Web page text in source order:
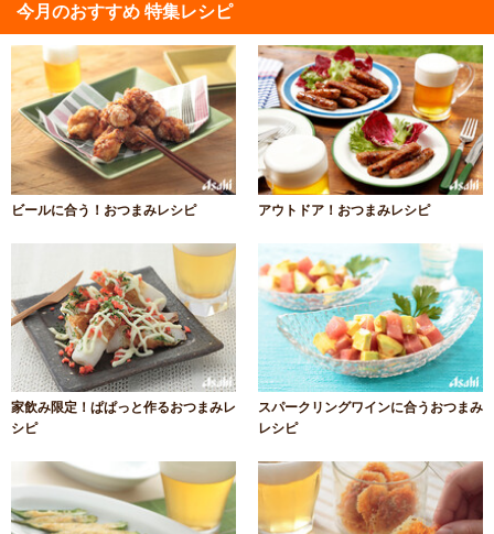
今月のおすすめ 特集レシピ
ビールに合う！おつまみレシピ アウトドア！おつまみレシピ
家飲み限定！ぱぱっと作るおつまみレ
シピ
スパークリングワインに合うおつまみ
レシピ